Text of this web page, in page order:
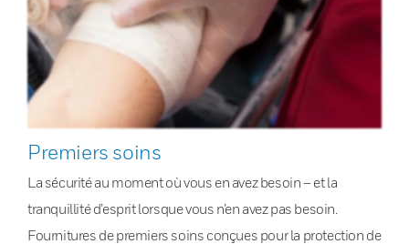
Premiers soins
La sécurité au moment où vous en avez besoin – et la
tranquillité d’esprit lorsque vous n’en avez pas besoin.
Fournitures de premiers soins conçues pour la protection de